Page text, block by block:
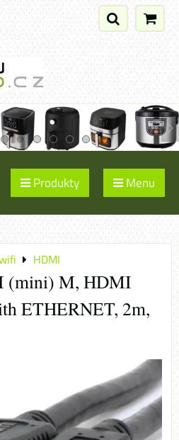
Produkty Menu
HDMI
(mini) M, HDMI
ETHERNET, 2m,